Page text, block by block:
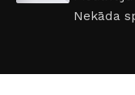
Nekāda